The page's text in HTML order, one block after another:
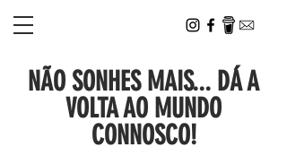
NÃO SONHES MAIS... DÁ A
VOLTA AO MUNDO
CONNOSCO!